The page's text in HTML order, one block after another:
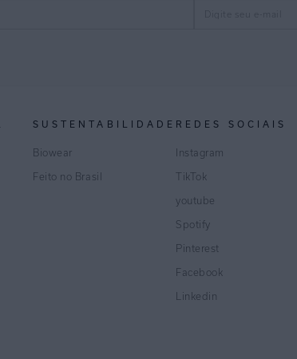
SUSTENTABILIDADE
Biowear
Feito no Brasil
REDES SOCIAIS
Instagram
TikTok
youtube
Spotify
Pinterest
Facebook
Linkedin